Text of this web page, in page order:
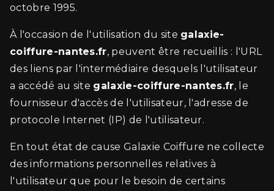
octobre 1995.
À l'occasion de l'utilisation du site galaxie-
coiffure-nantes.fr, peuvent être recueillis : l'URL
des liens par l'intermédiaire desquels l'utilisateur
a accédé au site galaxie-coiffure-nantes.fr, le
fournisseur d'accès de l'utilisateur, l'adresse de
protocole Internet (IP) de l'utilisateur.
En tout état de cause Galaxie Coiffure ne collecte
des informations personnelles relatives à
l'utilisateur que pour le besoin de certains